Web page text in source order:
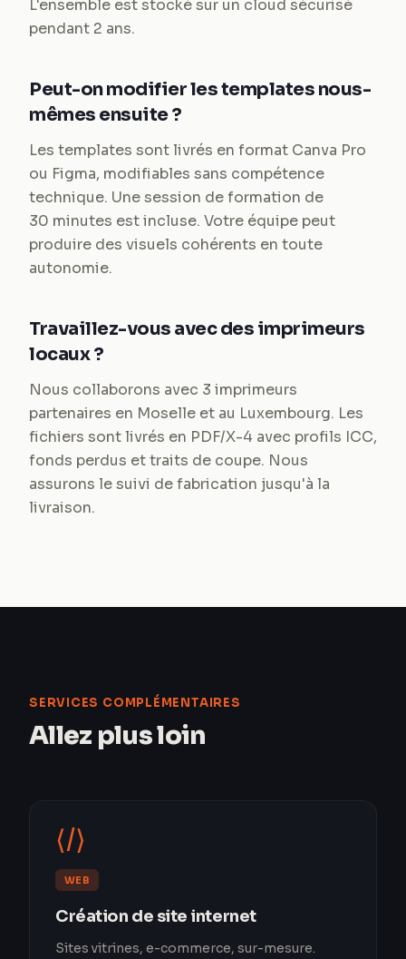
L'ensemble est stocké sur un cloud sécurisé
pendant 2 ans.
Peut-on modifier les templates nous-
mêmes ensuite ?
Les templates sont livrés en format Canva Pro
ou Figma, modifiables sans compétence
technique. Une session de formation de
30 minutes est incluse. Votre équipe peut
produire des visuels cohérents en toute
autonomie.
Travaillez-vous avec des imprimeurs
locaux ?
Nous collaborons avec 3 imprimeurs
partenaires en Moselle et au Luxembourg. Les
fichiers sont livrés en PDF/X-4 avec profils ICC,
fonds perdus et traits de coupe. Nous
assurons le suivi de fabrication jusqu'à la
livraison.
SERVICES COMPLÉMENTAIRES
Allez plus loin
⟨/⟩
WEB
Création de site internet
Sites vitrines, e-commerce, sur-mesure.